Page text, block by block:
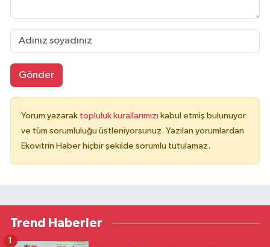
Gönder
Yorum yazarak topluluk kurallarımızı kabul etmiş bulunuyor
ve tüm sorumluluğu üstleniyorsunuz. Yazılan yorumlardan
Ekovitrin Haber hiçbir şekilde sorumlu tutulamaz.
Trend Haberler
1